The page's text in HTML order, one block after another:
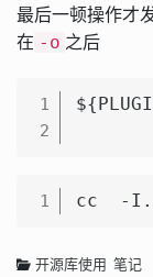
最后一顿操作才
在 -o 之后
1
2
1 cc  -
开源库使用 笔记